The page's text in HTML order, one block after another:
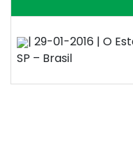
| 29-01-2016 | O
SP – Brasil